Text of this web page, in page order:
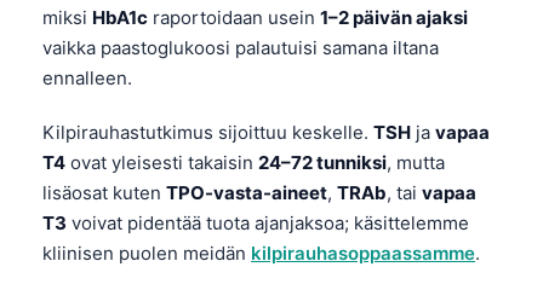
miksi HbA1c raportoidaan usein 1–2 päivän ajaksi
vaikka paastoglukoosi palautuisi samana iltana
ennalleen.
Kilpirauhastutkimus sijoittuu keskelle. TSH ja vapaa
T4 ovat yleisesti takaisin 24–72 tunniksi, mutta
lisäosat kuten TPO-vasta-aineet, TRAb, tai vapaa
T3 voivat pidentää tuota ajanjaksoa; käsittelemme
kliinisen puolen meidän kilpirauhasoppaassamme.